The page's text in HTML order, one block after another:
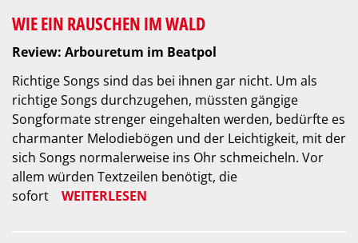
WIE EIN RAUSCHEN IM WALD
Review: Arbouretum im Beatpol
Richtige Songs sind das bei ihnen gar nicht. Um als
richtige Songs durchzugehen, müssten gängige
Songformate strenger eingehalten werden, bedürfte es
charmanter Melodiebögen und der Leichtigkeit, mit der
sich Songs normalerweise ins Ohr schmeicheln. Vor
allem würden Textzeilen benötigt, die
sofort
WEITERLESEN